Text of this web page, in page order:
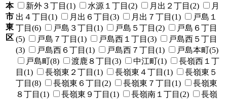
本
市
東
区
新外３丁目(1)
水源１丁目(2) 月出２丁目(2)
月
出４丁目(1)
月出６丁目(3) 月出７丁目(1)
戸島１
丁目(6)
戸島３丁目(1) 戸島５丁目(2)
戸島６丁目
(5)
戸島７丁目(1) 戸島西１丁目(3)
戸島西５丁目
(3)
戸島西６丁目(1) 戸島西７丁目(1)
戸島本町(5)
戸島町(8)
渡鹿８丁目(3) 中江町(1)
長嶺西１丁
目(1)
長嶺東２丁目(1) 長嶺東４丁目(1)
長嶺東５
丁目(8)
長嶺東６丁目(2) 長嶺東７丁目(1)
長嶺東
８丁目(1)
長嶺東９丁目(1) 長嶺南１丁目(2)
長嶺